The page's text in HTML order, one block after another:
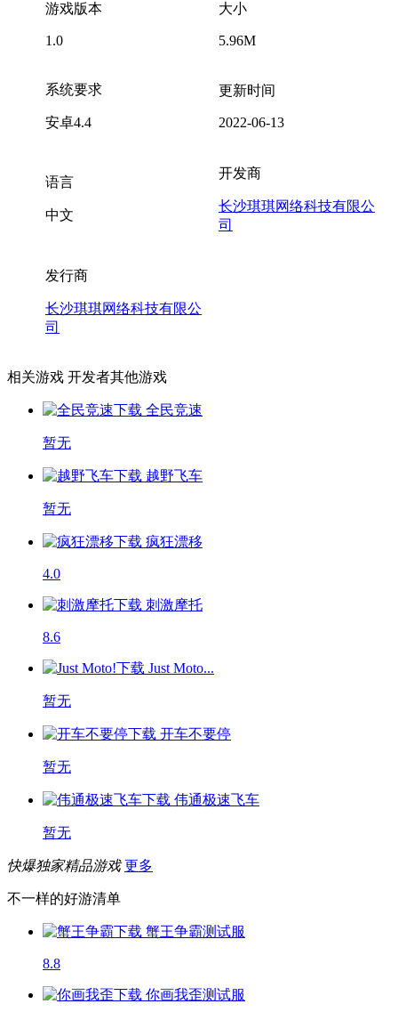
游戏版本
1.0
大小
5.96M
系统要求
安卓4.4
更新时间
2022-06-13
语言
中文
开发商
长沙琪琪网络科技有限公
司
发行商
长沙琪琪网络科技有限公
司
相关游戏 开发者其他游戏
全民竞速
暂无
越野飞车
暂无
疯狂漂移
4.0
刺激摩托
8.6
Just Moto...
暂无
开车不要停
暂无
伟通极速飞车
暂无
快爆独家精品游戏 更多
不一样的好游清单
蟹王争霸测试服
8.8
你画我歪测试服